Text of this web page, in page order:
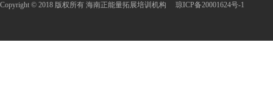
Copyright © 2018 版权所有 海南正能量拓展培训机构 琼ICP备20001624号-1